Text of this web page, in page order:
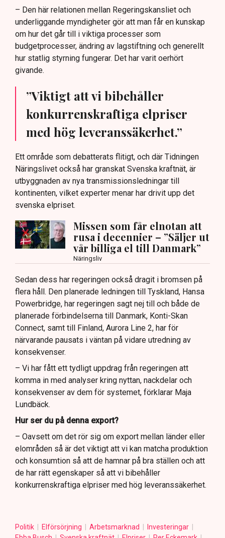
– Den här relationen mellan Regeringskansliet och
underliggande myndigheter gör att man får en kunskap
om hur det går till i viktiga processer som
budgetprocesser, ändring av lagstiftning och generellt
hur statlig styrning fungerar. Det har varit oerhört
givande.
”Viktigt att vi bibehåller
konkurrenskraftiga elpriser
med hög leveranssäkerhet.”
Ett område som debatterats flitigt, och där Tidningen
Näringslivet också har granskat Svenska kraftnät, är
utbyggnaden av nya transmissionsledningar till
kontinenten, vilket experter menar har drivit upp det
svenska elpriset.
Missen som får elnotan att
rusa i decennier – ”Säljer ut
vår billiga el till Danmark”
Näringsliv
Sedan dess har regeringen också dragit i bromsen på
flera håll. Den planerade ledningen till Tyskland, Hansa
Powerbridge, har regeringen sagt nej till och både de
planerade förbindelserna till Danmark, Konti-Skan
Connect, samt till Finland, Aurora Line 2, har för
närvarande pausats i väntan på vidare utredning av
konsekvenser.
– Vi har fått ett tydligt uppdrag från regeringen att
komma in med analyser kring nyttan, nackdelar och
konsekvenser av dem för systemet, förklarar Maja
Lundbäck.
Hur ser du på denna export?
– Oavsett om det rör sig om export mellan länder eller
elområden så är det viktigt att vi kan matcha produktion
och konsumtion så att de hamnar på bra ställen och att
de har rätt egenskaper så att vi bibehåller
konkurrenskraftiga elpriser med hög leveranssäkerhet.
Politik Elförsörjning Arbetsmarknad
Investeringar